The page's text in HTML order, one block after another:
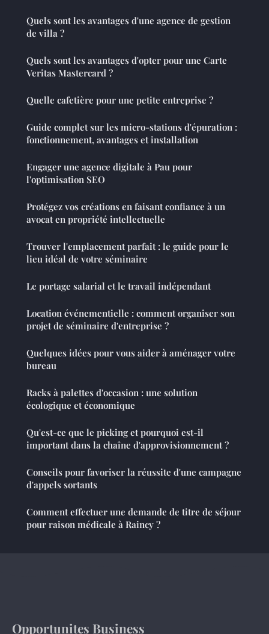
Quels sont les avantages d'une agence de gestion
de villa ?
Quels sont les avantages d'opter pour une Carte
Veritas Mastercard ?
Quelle cafetière pour une petite entreprise ?
Guide complet sur les micro-stations d'épuration :
fonctionnement, avantages et installation
Engager une agence digitale à Pau pour
l'optimisation SEO
Protégez vos créations en faisant confiance à un
avocat en propriété intellectuelle
Trouver l'emplacement parfait : le guide pour le
lieu idéal de votre séminaire
Le portage salarial et le travail indépendant
Location événementielle : comment organiser son
projet de séminaire d'entreprise ?
Quelques idées pour vous aider à aménager votre
bureau
Racks à palettes d'occasion : une solution
écologique et économique
Qu'est-ce que le picking et pourquoi est-il
important dans la chaîne d'approvisionnement ?
Conseils pour favoriser la réussite d'une campagne
d'appels sortants
Comment effectuer une demande de titre de séjour
pour raison médicale à Raincy ?
Opportunites Business